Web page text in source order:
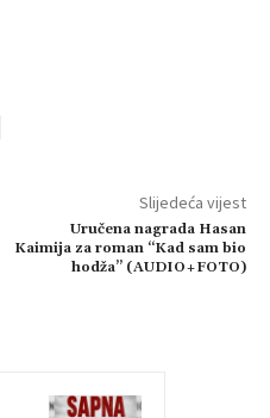
Slijedeća vijest
Uručena nagrada Hasan
Kaimija za roman “Kad sam bio
hodža” (AUDIO+FOTO)